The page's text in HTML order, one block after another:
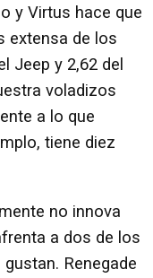
y Virtus hace que
extensa de los
Jeep y 2,62 del
voladizos
a lo que
tiene diez
no innova
a dos de los
Renegade